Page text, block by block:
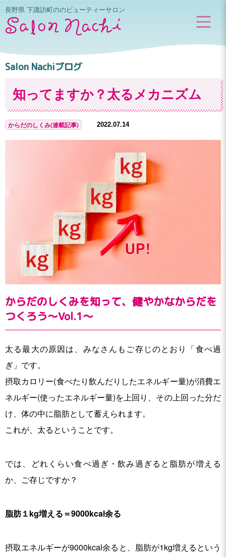
長野県 下諏訪町ののビューティーサロン
Salon Nachiブログ
知ってますか？太るメカニズム
からだのしくみ(連載記事) 2022.07.14
からだのしくみを知って、健やかなからだを
つくろう〜Vol.1〜
太る最大の原因は、みなさんもご存じのとおり「食べ過
ぎ」です。
摂取カロリー(食べたり飲んだりしたエネルギー量)が消費エ
ネルギー(使ったエネルギー量)を上回り、その上回った分だ
け、体の中に脂肪として蓄えられます。
これが、太るということです。
では、どれくらい食べ過ぎ・飲み過ぎると脂肪が増える
か、ご存じですか？
脂肪１kg増える＝9000kcal余る
摂取エネルギーが9000kcal余ると、脂肪が1kg増えるという